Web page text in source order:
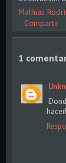
Mathias
Compartir
1